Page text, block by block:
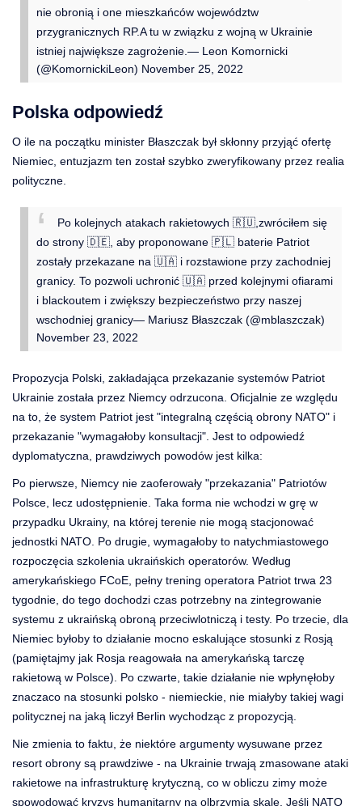
nie obronią i one mieszkańców województw
przygranicznych RP.A tu w związku z wojną w Ukrainie
istniej największe zagrożenie. — Leon Komornicki
(@KomornickiLeon) November 25, 2022
Polska odpowiedź
O ile na początku minister Błaszczak był skłonny przyjąć ofertę
Niemiec, entuzjazm ten został szybko zweryfikowany przez realia
polityczne.
Po kolejnych atakach rakietowych 🇷🇺,zwróciłem się
do strony 🇩🇪, aby proponowane 🇵🇱 baterie Patriot
zostały przekazane na 🇺🇦 i rozstawione przy zachodniej
granicy. To pozwoli uchronić 🇺🇦 przed kolejnymi ofiarami
i blackoutem i zwiększy bezpieczeństwo przy naszej
wschodniej granicy— Mariusz Błaszczak (@mblaszczak)
November 23, 2022
Propozycja Polski, zakładająca przekazanie systemów Patriot
Ukrainie została przez Niemcy odrzucona. Oficjalnie ze względu
na to, że system Patriot jest "integralną częścią obrony NATO" i
przekazanie "wymagałoby konsultacji". Jest to odpowiedź
dyplomatyczna, prawdziwych powodów jest kilka:
Po pierwsze, Niemcy nie zaoferowały "przekazania" Patriotów
Polsce, lecz udostępnienie. Taka forma nie wchodzi w grę w
przypadku Ukrainy, na której terenie nie mogą stacjonować
jednostki NATO. Po drugie, wymagałoby to natychmiastowego
rozpoczęcia szkolenia ukraińskich operatorów. Według
amerykańskiego FCoE, pełny trening operatora Patriot trwa 23
tygodnie, do tego dochodzi czas potrzebny na zintegrowanie
systemu z ukraińską obroną przeciwlotniczą i testy. Po trzecie, dla
Niemiec byłoby to działanie mocno eskalujące stosunki z Rosją
(pamiętajmy jak Rosja reagowała na amerykańską tarczę
rakietową w Polsce). Po czwarte, takie działanie nie wpłynęłoby
znaczaco na stosunki polsko - niemieckie, nie miałyby takiej wagi
politycznej na jaką liczył Berlin wychodząc z propozycją.
Nie zmienia to faktu, że niektóre argumenty wysuwane przez
resort obrony są prawdziwe - na Ukrainie trwają zmasowane ataki
rakietowe na infrastrukturę krytyczną, co w obliczu zimy może
spowodować kryzys humanitarny na olbrzymią skalę. Jeśli NATO